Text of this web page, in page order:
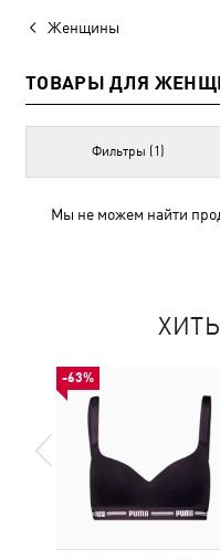
Женщины
ТОВАРЫ ДЛЯ
Фильтры (1)
Мы не можем найти
-63%